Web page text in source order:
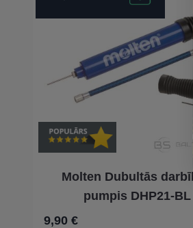
Molten Dubultās
pumpis DHP21-BL
9,90 €